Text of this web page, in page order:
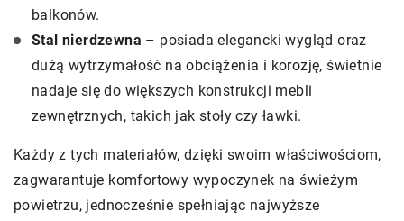
balkonów.
Stal nierdzewna – posiada elegancki wygląd oraz
dużą wytrzymałość na obciążenia i korozję, świetnie
nadaje się do większych konstrukcji mebli
zewnętrznych, takich jak stoły czy ławki.
Każdy z tych materiałów, dzięki swoim właściwościom,
zagwarantuje komfortowy wypoczynek na świeżym
powietrzu, jednocześnie spełniając najwyższe